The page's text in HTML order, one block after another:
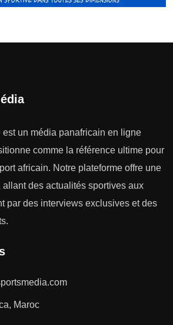
un média panafricain en ligne
comme la référence ultime pour
africain. Notre plateforme offre une
des actualités sportives aux
par des interviews exclusives et des
Maroc